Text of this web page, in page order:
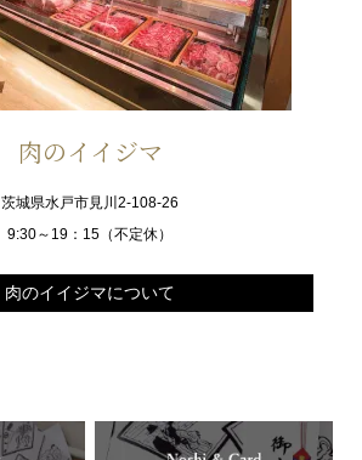
肉のイイジマ
茨城県水戸市見川2-108-26
9:30～19：15（不定休）
肉のイイジマについて